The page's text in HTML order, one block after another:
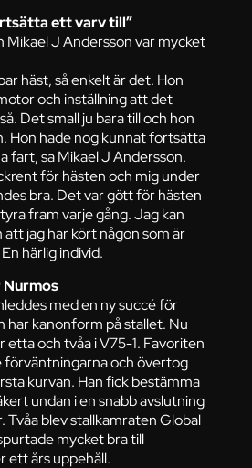
ett varv till”
Mikael J Andersson var mycket
häst, så enkelt är det. Hon
och inställning att det
Det small ju bara till och hon
Hon hade nog kunnat fortsätta
fart, sa Mikael J Andersson.
för hästen och mig under
bra. Det var gött för hästen
fram varje gång. Jag kan
jag har kört någon som är
härlig individ.
med en ny succé för
har kanonform på stallet. Nu
etta och tvåa i V75-1. Favoriten
förväntningarna och övertog
kurvan. Han fick bestämma
undan i en snabb avslutning
Tvåa blev stallkamraten Global
mycket bra till
ett års uppehåll.